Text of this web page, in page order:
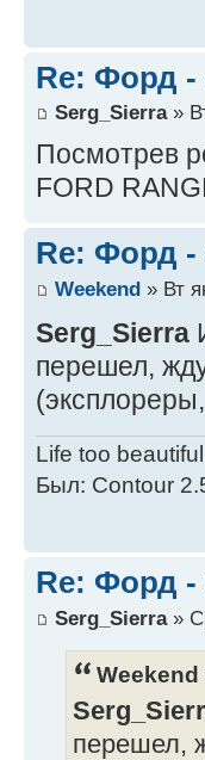
Re: Форд -
Serg_Sierra»
Посмотрев
FORD
Re: Форд -
Weekend » Вт
Serg_Sierra
перешел,
Life too
Был: Contour
Re: Форд -
Serg_Sierra»
Weekend
перешел,